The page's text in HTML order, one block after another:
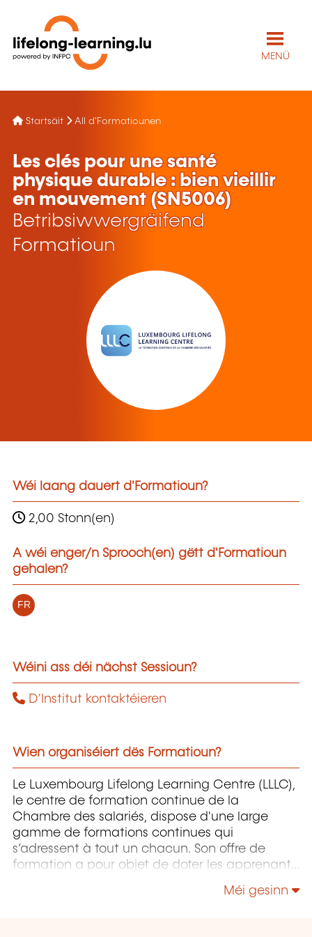
MENÜ
Startsäit All d'Formatiounen
Les clés pour une santé
physique durable : bien vieillir
en mouvement (SN5006)
Betribsiwwergräifend
Formatioun
Wéi laang dauert d'Formatioun?
2,00 Stonn(en)
A wéi enger/n Sprooch(en) gëtt d'Formatioun
gehalen?
FR
Wéini ass déi nächst Sessioun?
D'Institut kontaktéieren
Wien organiséiert dës Formatioun?
Le Luxembourg Lifelong Learning Centre (LLLC),
le centre de formation continue de la
Chambre des salariés, dispose d'une large
gamme de formations continues qui
s’adressent à tout un chacun. Son offre de
formation a pour objet de doter les apprenants
approprié pour maîtriser un environnement de
Méi gesinn